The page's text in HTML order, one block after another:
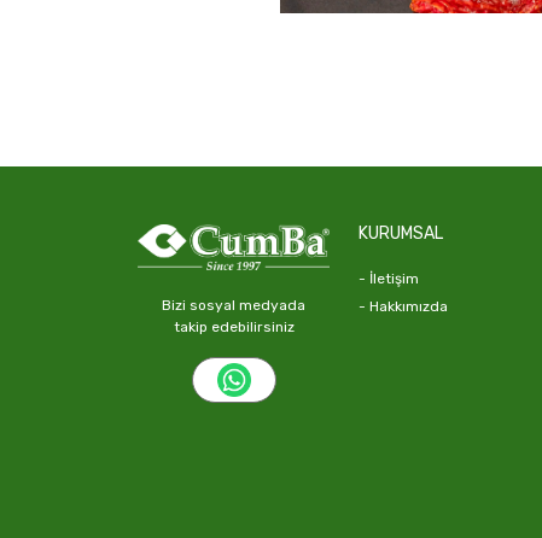
Bizi sosyal medyada
takip edebilirsiniz
KURUMSAL
- İletişim
- Hakkımızda